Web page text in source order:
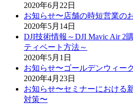
2020年6月22日
お知らせ〜店舗の時短営業の
2020年5月14日
DJI技術情報～DJI Mavic Air 2
ティベート方法～
2020年5月1日
お知らせ〜ゴールデンウィー
2020年4月23日
お知らせ〜セミナーにおける
対策〜